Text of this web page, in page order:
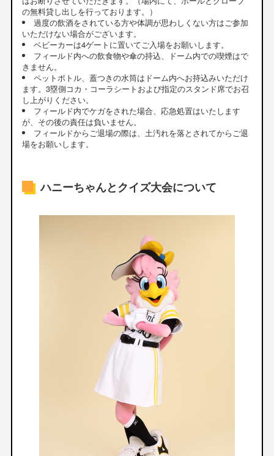
の無料貸し出しを行っております。）
過度の飲酒をされている方や体調が思わしくない方はご参加
いただけない場合がございます。
ベビーカーは4ゲートに置いてご入場をお願いします。
フィールド内への飲食物や傘の持込、ドーム内での喫煙はで
きません。
ペットボトル、蓋つきの水筒はドーム内へお持込みいただけ
ます。3塁側コカ・コーラシートおよび指定のスタンド席でお召
し上がりください。
フィールド内でケガをされた場合、応急処置はいたします
が、その後の責任は負いません。
フィールドからご退場の際は、土汚れを落とされてからご退
場をお願いします。
ハニーちゃんとクイズ大会について